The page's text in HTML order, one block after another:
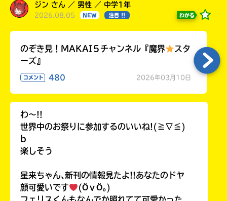
ジン さん ／ 男性 ／ 中学1年
2026.08.05 NEW 注目 !! わかる
のぞき見！MAKAI５チャンネル『魔界
スタ
ーズ』
コメント 480 2026年03月10日
わ〜!!
世界中のお祭りに参加するのいいね!(≧∇≦)
b
楽しそう
星来ちゃん､新刊の情報見たよ!!あなたのドヤ
顔可愛いです
(ӦｖӦ｡)